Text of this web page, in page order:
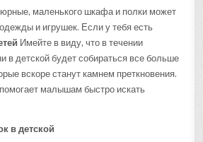
маленького шкафа и полки может
и игрушек. Если у тебя есть
Имейте в виду, что в течении
в детской будет собираться все больше
вскоре станут камнем преткновения.
малышам быстро искать
в детской